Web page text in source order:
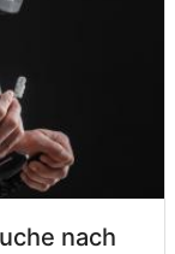
nach